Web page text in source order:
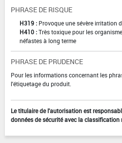
PHRASE DE RISQUE
H319 : Provoque une sévère irritation
H410 :Très toxique pour les
néfastes à long terme
PHRASE DE PRUDENCE
Pour les informations concernant les
l'étiquetage du produit.
Le titulaire de l'autorisation est
données de sécurité avec la classification